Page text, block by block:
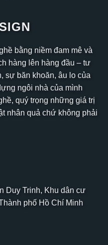
bằng niềm đam mê và
hàng lên hàng đầu – tư
sự băn khoăn, âu lo của
ngôi nhà của mình
quý trọng những giá trị
nhân quả chứ không phải
Duy Trinh, Khu dân cư
phố Hồ Chí Minh